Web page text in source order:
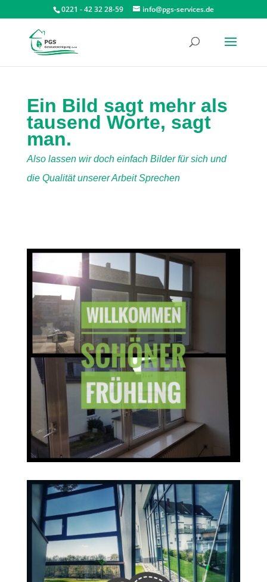
0221 - 42 32 28-59 info@pgs-services.de
Ein Bild sagt mehr als
tausend Worte, sagt
man.
Also lassen wir doch einfach Bilder für sich und
die Qualität unserer Arbeit Sprechen